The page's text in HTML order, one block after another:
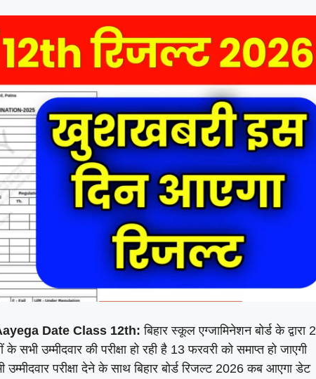
Date Class 12th: बिहार स्कूल एग्जामिनेशन बोर्ड के द्वारा 2
सभी उम्मीदवार की परीक्षा हो रही है 13 फरवरी को समाप्त हो जाएगी
परीक्षा देने के साथ बिहार बोर्ड रिजल्ट 2026 कब आएगा डेट